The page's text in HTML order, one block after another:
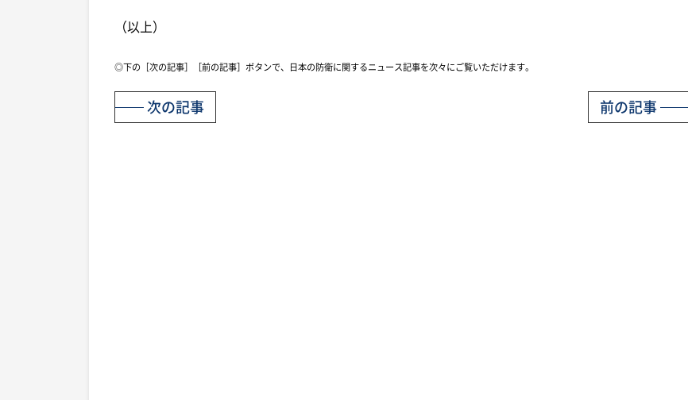
（以上）
◎下の［次の記事］［前の記事］ボタンで、日本の防衛に関するニュース記事を次々にご覧いただけます。
前の記事
次の記事